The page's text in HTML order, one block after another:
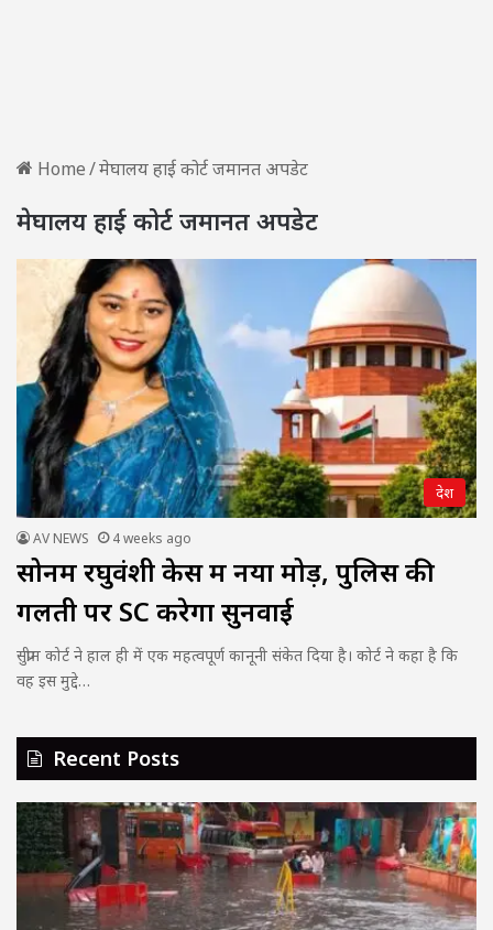
Home/मेघालय हाई कोर्ट जमानत अपडेट
मेघालय हाई कोर्ट जमानत अपडेट
देश
AV NEWS 4 weeks ago
सोनम रघुवंशी केस में नया मोड़, पुलिस की
गलती पर SC करेगा सुनवाई
सुप्रीम कोर्ट ने हाल ही में एक महत्वपूर्ण कानूनी संकेत दिया है। कोर्ट ने कहा है कि
वह इस मुद्दे…
Recent Posts